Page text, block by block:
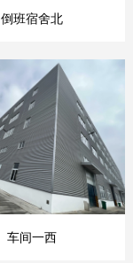
倒班宿舍北
车间一西